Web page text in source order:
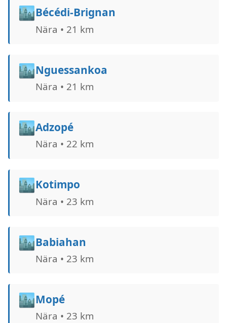
🏙️Bécédi-Brignan
Nära • 21 km
🏙️Nguessankoa
Nära • 21 km
🏙️Adzopé
Nära • 22 km
🏙️Kotimpo
Nära • 23 km
🏙️Babiahan
Nära • 23 km
🏙️Mopé
Nära • 23 km